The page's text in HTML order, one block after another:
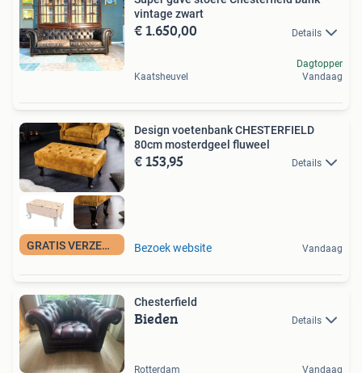
vintage zwart
€ 1.650,00 Details
Kaatsheuvel
Dagtopper
Vandaag
GRATIS VERZENDING
Design voetenbank CHESTERFIELD
80cm mosterdgeel fluweel
€ 153,95 Details
Bezoek website Vandaag
Chesterfield
Bieden Details
Rotterdam Vandaag